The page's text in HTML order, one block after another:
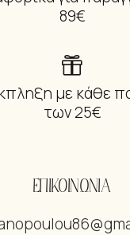
89€
με κάθε
των 25€
ΕΠΙΚΟΙΝΩΝΙΑ